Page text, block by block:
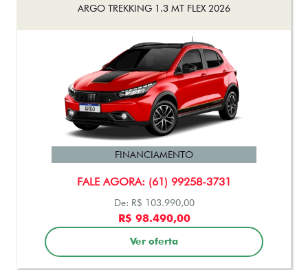
ARGO TREKKING 1.3 MT FLEX 2026
FALE AGORA: (61) 99258-3731
FINANCIAMENTO
De: R$ 103.990,00
R$ 98.490,00
Ver oferta